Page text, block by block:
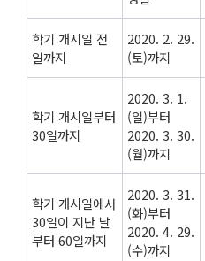
학기 개시일 전
일까지
2020. 2. 29.
(토)까지
학기 개시일부터
30일까지
2020. 3. 1.
(일)부터
2020. 3. 30.
(월)까지
학기 개시일에서
30일이 지난 날
부터 60일까지
2020. 3. 31.
(화)부터
2020. 4. 29.
(수)까지